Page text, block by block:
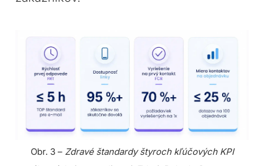
Obr. 3 – Zdravé štandardy štyroch kľúčových KPI